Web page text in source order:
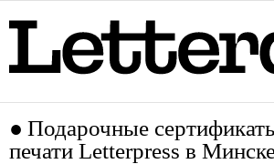
Подарочные
печати Letterpress в